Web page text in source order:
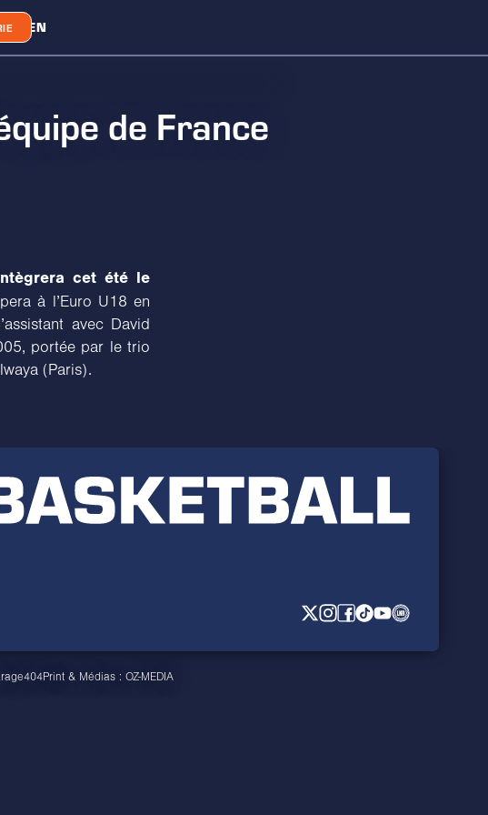
LIEN
de France
cet été le
à l’Euro U18 en
avec David
portée par le trio
(Paris).
Print & Médias : OZ-MEDIA